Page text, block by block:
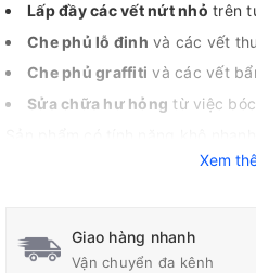
Lấp đầy các vết nứt nhỏ trên
Che phủ lỗ đinh và các vết
Che phủ graffiti và các vết
Sửa chữa hư hỏng từ việc
cao, giúp đảm bảo một lớp hoàn
Xem
Giao hàng nhanh
Vận chuyển đa kênh